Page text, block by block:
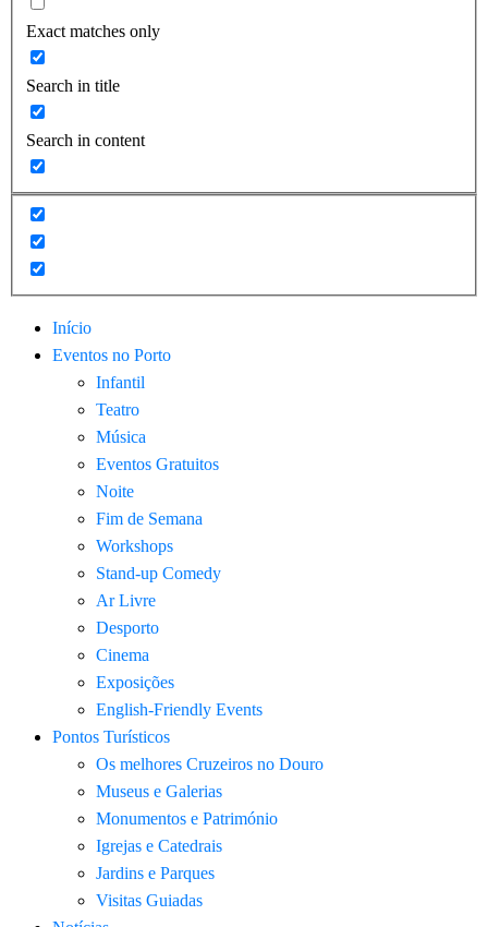
Exact matches only
Search in title
Search in content
Início
Eventos no Porto
Infantil
Teatro
Música
Eventos Gratuitos
Noite
Fim de Semana
Workshops
Stand-up Comedy
Ar Livre
Desporto
Cinema
Exposições
English-Friendly Events
Pontos Turísticos
Os melhores Cruzeiros no Douro​
Museus e Galerias
Monumentos e Património
Igrejas e Catedrais
Jardins e Parques
Visitas Guiadas